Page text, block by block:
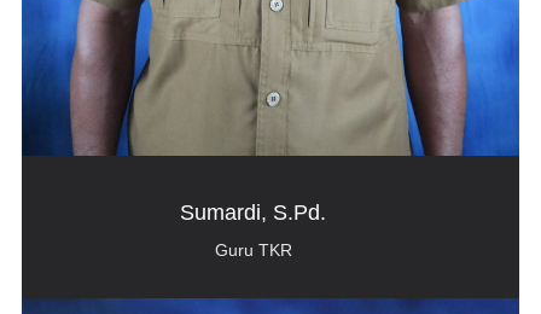
Sumardi, S.Pd.
Guru TKR